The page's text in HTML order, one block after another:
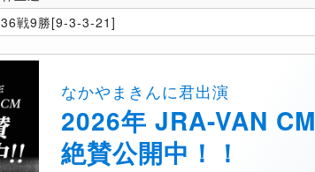
36戦9勝[9-3-3-21]
なかやまきんに君出演
2026年 JRA-VAN CM
絶賛公開中！！